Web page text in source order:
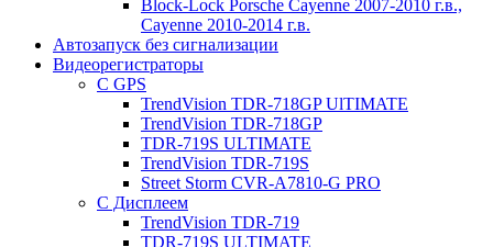
Block-Lock Porsche Cayenne 2007-2010 г.в.,
Cayenne 2010-2014 г.в.
Автозапуск без сигнализации
Видеорегистраторы
С GPS
TrendVision TDR-718GP UlTIMATE
TrendVision TDR-718GP
TDR-719S ULTIMATE
TrendVision TDR-719S
Street Storm CVR-A7810-G PRO
С Дисплеем
TrendVision TDR-719
TDR-719S ULTIMATE